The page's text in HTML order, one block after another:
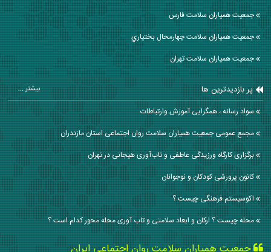
جمعیت همیاران سلامت فارس
جمعیت همیاران سلامت چهارمحال بختياري
جمعیت همیاران سلامت تهران
پر بازدیدترین ها بیشتر ...
سواد رسانه ، همگرایی آموزش وارتباطات
مجمع عمومی جمعیت همیاران سلامت روان اجتماعی استان مازندران
برگزاری کارگاه ورزیدگی عاطفی و تاب‌آوری هیجانی در تهران
کانون پرورشی کودکان و نوجوانان
اکوسیستم فرهنگی چیست ؟
محله چیست ؟ ارکان و ابعاد سلامتی و تاب آوری محله محور کدام است ؟